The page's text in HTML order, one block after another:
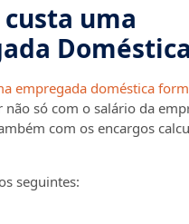
uma
empregada doméstica
não só com o salário da
com os encargos
seguintes: